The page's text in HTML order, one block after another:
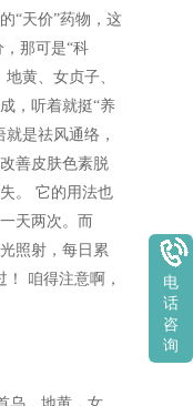
“天价”药物，这
那可是“科
黄、女贞子、
，听着就挺“养
是祛风通络，
善皮肤色素脱
。 它的用法也
天两次。而
照射，每日累
咱得注意啊，
电
话
咨
询